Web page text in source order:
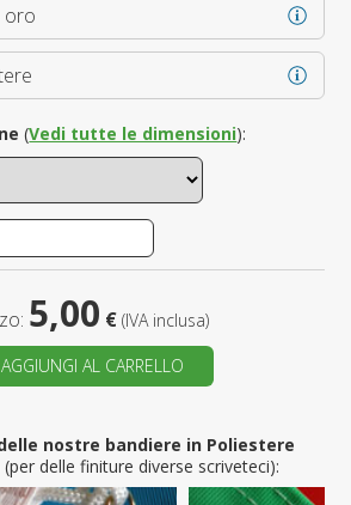
oro
(Vedi tutte le dimensioni):
5,00 € (IVA inclusa)
AGGIUNGI AL CARRELLO
nostre bandiere in Poliestere
(per delle finiture diverse scriveteci):